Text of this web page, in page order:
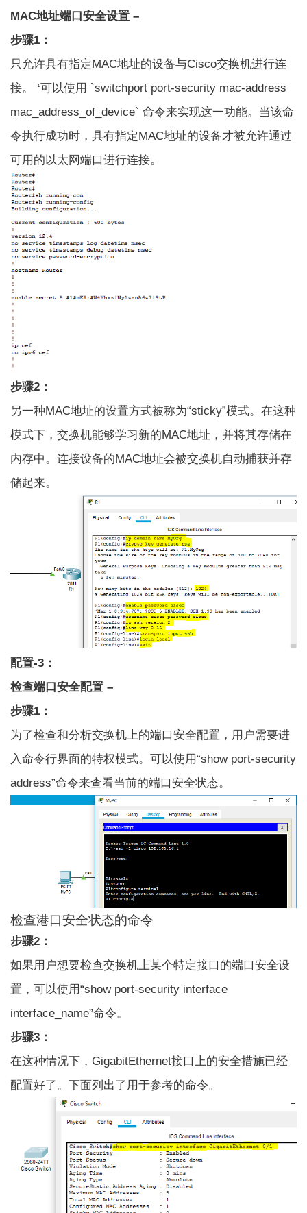
MAC地址端口安全设置 –
步骤1：
只允许具有指定MAC地址的设备与Cisco交换机进行连
接。
‘可以使用 `switchport port-security mac-address
mac_address_of_device` 命令来实现这一功能。当该命
令执行成功时，具有指定MAC地址的设备才被允许通过
可用的以太网端口进行连接。
步骤2：
另一种MAC地址的设置方式被称为“sticky”模式。在这种
模式下，交换机能够学习新的MAC地址，并将其存储在
内存中。连接设备的MAC地址会被交换机自动捕获并存
储起来。
配置-3：
检查端口安全配置 –
步骤1：
为了检查和分析交换机上的端口安全配置，用户需要进
入命令行界面的特权模式。可以使用“show port-security
address”命令来查看当前的端口安全状态。
检查港口安全状态的命令
步骤2：
如果用户想要检查交换机上某个特定接口的端口安全设
置，可以使用“show port-security interface
interface_name”命令。
步骤3：
在这种情况下，GigabitEthernet接口上的安全措施已经
配置好了。下面列出了用于参考的命令。